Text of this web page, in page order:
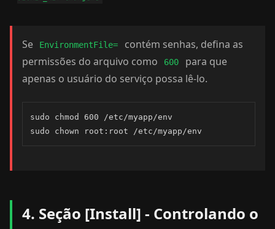
Se EnvironmentFile=
contém senhas, defina as
permissões do arquivo como
600
para que
apenas o usuário do serviço possa lê-lo.
sudo chmod 600 /etc/myapp/env
sudo chown root:root /etc/myapp/env
4. Seção [Install] - Controlando o